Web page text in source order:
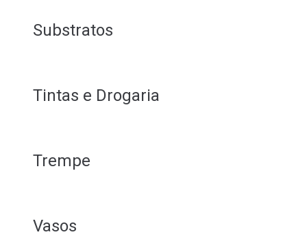
Substratos
Tintas e Drogaria
Trempe
Vasos